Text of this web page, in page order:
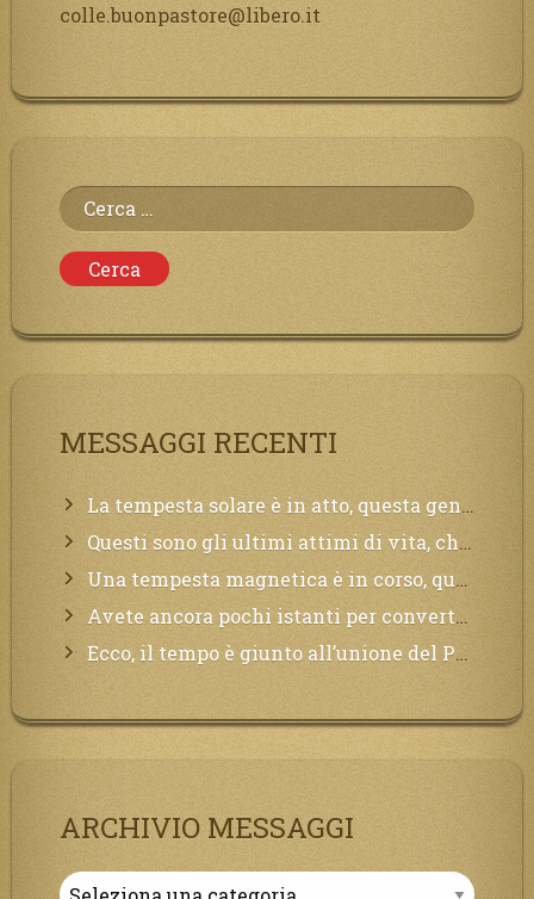
colle.buonpastore@libero.it
Ricerca
per:
MESSAGGI RECENTI
La tempesta solare è in atto, questa generazione soffrirà molto, la Terra arderà, l’acqua sarà contaminata, il cibo non sarà più nelle vostre mense.
Questi sono gli ultimi attimi di vita, chi si vuole salvare Mi chiami in suo aiuto.
Una tempesta magnetica è in corso, questa generazione patirà. Il black out non tarderà ad arrivare e tutta la Terra sarà oscurata.
Avete ancora pochi istanti per convertirvi, non perdete tempo, la sciagura arriverà all’improvviso e per chi non si sarà preparato saranno dolori.
Ecco, il tempo è giunto all’unione del Padre con il figlio, non avete che da attendere pochissimo.
ARCHIVIO MESSAGGI
Archivio